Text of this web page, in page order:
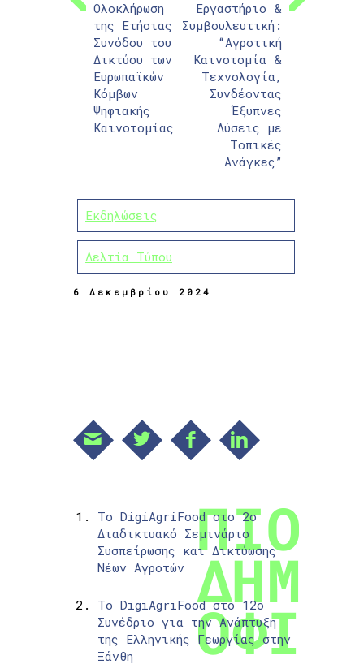
Ολοκλήρωση
της Ετήσιας
Συνόδου του
Δικτύου των
Ευρωπαϊκών
Κόμβων
Ψηφιακής
Καινοτομίας
Εργαστήριο &
Συμβουλευτική:
“Αγροτική
Καινοτομία &
Τεχνολογία,
Συνδέοντας
Έξυπνες
Λύσεις με
Τοπικές
Ανάγκες”
Εκδηλώσεις
Δελτία Τύπου
6 Δεκεμβρίου 2024
Το DigiAgriFood στο 2ο
Διαδικτυακό Σεμινάριο
Συσπείρωσης και Δικτύωσης
Νέων Αγροτών
Το DigiAgriFood στο 12ο
Συνέδριο για την Ανάπτυξη
της Ελληνικής Γεωργίας στην
Ξάνθη